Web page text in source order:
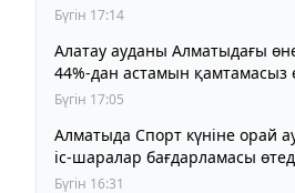
Бүгін 17:14
Алатау ауданы Алматыдағы
44%-дан астамын қамтамасыз
Бүгін 17:05
Алматыда Спорт күніне орай
іс-шаралар бағдарламасы
Бүгін 16:31